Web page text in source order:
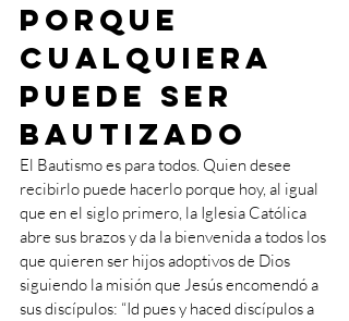
Porque
cualquiera
puede ser
bautizado
El Bautismo es para todos. Quien desee
recibirlo puede hacerlo porque hoy, al igual
que en el siglo primero, la Iglesia Católica
abre sus brazos y da la bienvenida a todos los
que quieren ser hijos adoptivos de Dios
siguiendo la misión que Jesús encomendó a
sus discípulos: “Id pues y haced discípulos a